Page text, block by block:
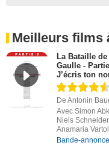
Meilleurs films
La Bataille de
Gaulle -
J’écris ton
De Antonin
Avec Simon
Niels Schneider,
Anamaria
Bande-annonce